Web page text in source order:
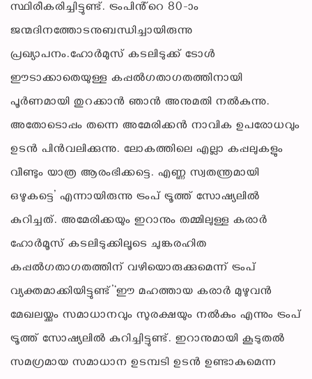
സ്ഥിരീകരിച്ചിട്ടുണ്ട്. ട്രംപിൻ്റെ 80-ാം
ജന്മദിനത്തോടനുബന്ധിച്ചായിരുന്നു
പ്രഖ്യാപനം.ഹോർമുസ് കടലിടുക്ക് ടോൾ
ഈടാക്കാതെയുള്ള കപ്പൽഗതാഗതത്തിനായി
പൂർണമായി തുറക്കാൻ ഞാൻ അനുമതി നൽകുന്നു.
അതോടൊപ്പം തന്നെ അമേരിക്കൻ നാവിക ഉപരോധവും
ഉടൻ പിൻവലിക്കുന്നു. ലോകത്തിലെ എല്ലാ കപ്പലുകളും
വീണ്ടും യാത്ര ആരംഭിക്കട്ടെ. എണ്ണ സ്വതന്ത്രമായി
ഒഴുകട്ടെ’ എന്നായിരുന്നു ട്രംപ് ട്രൂത്ത് സോഷ്യലിൽ
കുറിച്ചത്. അമേരിക്കയും ഇറാനും തമ്മിലുള്ള കരാർ
ഹോർമൂസ് കടലിടുക്കിലൂടെ ചുങ്കരഹിത
കപ്പൽഗതാഗതത്തിന് വഴിയൊരുക്കുമെന്ന് ട്രംപ്
വ്യക്തമാക്കിയിട്ടുണ്ട്’‘ഈ മഹത്തായ കരാർ മുഴുവൻ
മേഖലയ്ക്കും സമാധാനവും സുരക്ഷയും നൽകും എന്നും ട്രംപ്
ട്രൂത്ത് സോഷ്യലിൽ കുറിച്ചിട്ടുണ്ട്. ഇറാനുമായി കൂടുതൽ
സമഗ്രമായ സമാധാന ഉടമ്പടി ഉടൻ ഉണ്ടാകുമെന്ന